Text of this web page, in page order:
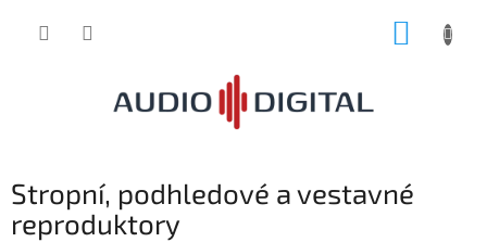
Stropní, podhledové a vestavné
reproduktory